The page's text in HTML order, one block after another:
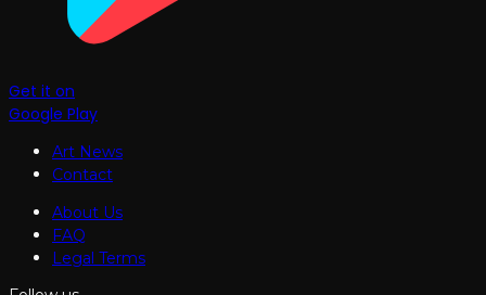
Get it on
Google Play
Art News
Contact
About Us
FAQ
Legal Terms